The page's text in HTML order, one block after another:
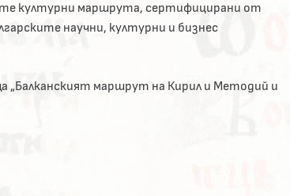
културни маршрута, сертифицирани от
научни, културни и бизнес
„Балканският маршрут на Кирил и Методий и